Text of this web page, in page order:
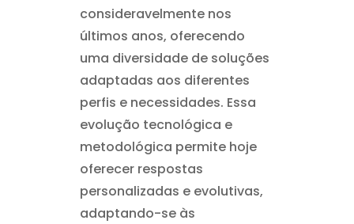
consideravelmente nos
últimos anos, oferecendo
uma diversidade de soluções
adaptadas aos diferentes
perfis e necessidades. Essa
evolução tecnológica e
metodológica permite hoje
oferecer respostas
personalizadas e evolutivas,
adaptando-se às